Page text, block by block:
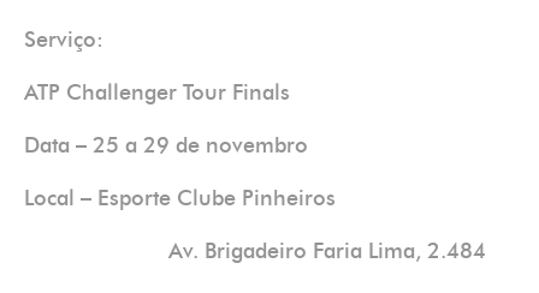
Serviço:
ATP Challenger Tour Finals
Data – 25 a 29 de novembro
Local – Esporte Clube Pinheiros
Av. Brigadeiro Faria Lima, 2.484